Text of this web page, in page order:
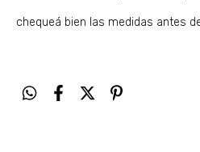
chequeá bien las medidas antes